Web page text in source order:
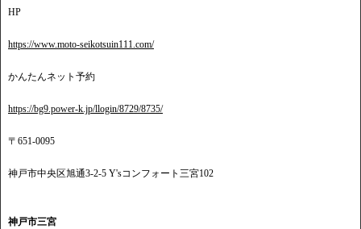
HP
https://www.moto-seikotsuin111.com/
かんたんネット予約
https://bg9.power-k.jp/llogin/8729/8735/
〒651-0095
神戸市中央区旭通3-2-5 Y'sコンフォート三宮102
神戸市三宮